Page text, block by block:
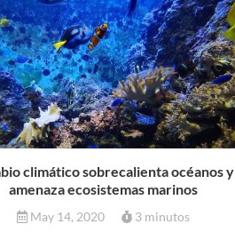
climático sobrecalienta océanos y
amenaza ecosistemas marinos
May 14, 2020 3 minutos